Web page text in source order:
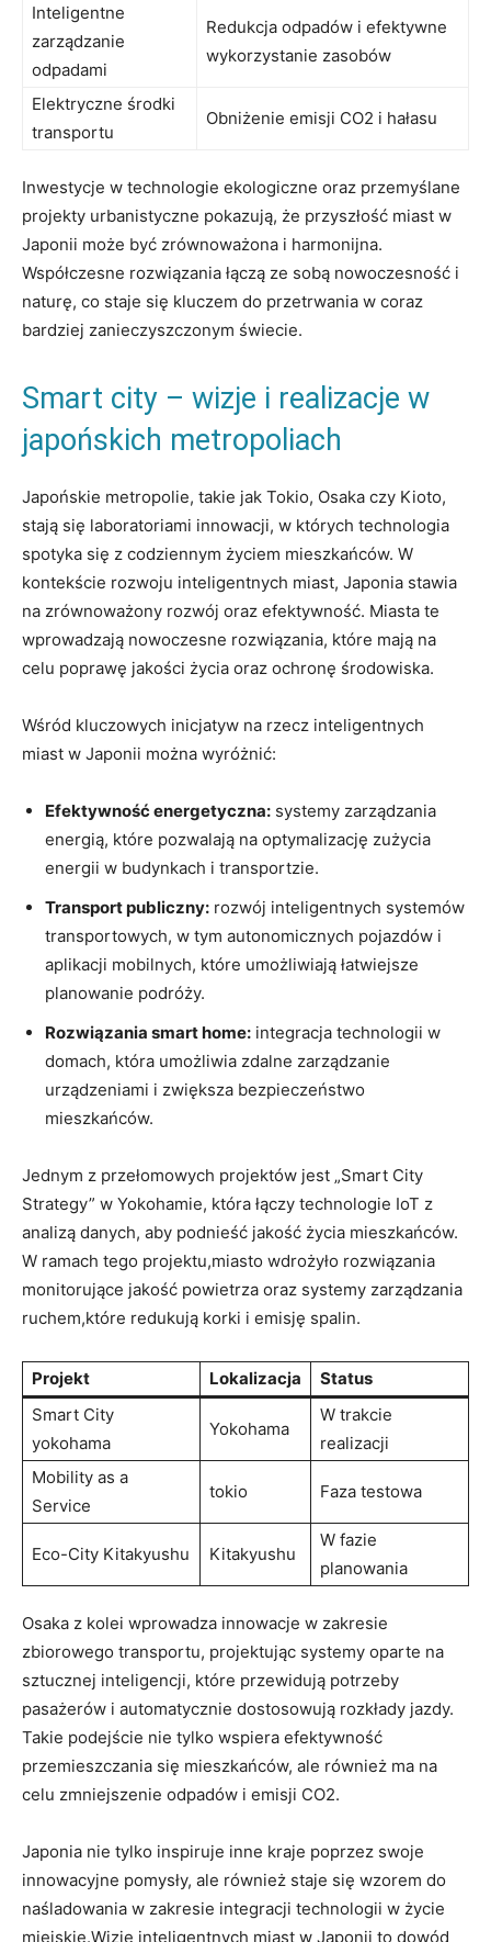
Inteligentne
zarządzanie
odpadami
Redukcja odpadów i efektywne
wykorzystanie zasobów
Elektryczne środki
transportu
Obniżenie emisji CO2 i hałasu
Inwestycje w technologie ekologiczne oraz przemyślane
projekty urbanistyczne pokazują, że przyszłość miast w
Japonii może być zrównoważona i harmonijna.
Współczesne rozwiązania łączą ze sobą nowoczesność i
naturę, co staje się kluczem do przetrwania w coraz
bardziej zanieczyszczonym świecie.
Smart city – wizje i realizacje w
japońskich metropoliach
Japońskie metropolie, takie jak Tokio, Osaka czy Kioto,
stają się laboratoriami innowacji, w których technologia
spotyka się z codziennym życiem mieszkańców. W
kontekście rozwoju inteligentnych miast, Japonia stawia
na zrównoważony rozwój oraz efektywność. Miasta te
wprowadzają nowoczesne rozwiązania, które mają na
celu poprawę jakości życia oraz ochronę środowiska.
Wśród kluczowych inicjatyw na rzecz inteligentnych
miast w Japonii można wyróżnić:
Efektywność energetyczna: systemy zarządzania
energią, które pozwalają na optymalizację zużycia
energii w budynkach i transportzie.
Transport publiczny: rozwój inteligentnych systemów
transportowych, w tym autonomicznych pojazdów i
aplikacji mobilnych, które umożliwiają łatwiejsze
planowanie podróży.
Rozwiązania smart home: integracja technologii w
domach, która umożliwia zdalne zarządzanie
urządzeniami i zwiększa bezpieczeństwo
mieszkańców.
Jednym z przełomowych projektów jest „Smart City
Strategy” w Yokohamie, która łączy technologie IoT z
analizą danych, aby podnieść jakość życia mieszkańców.
W ramach tego projektu,miasto wdrożyło rozwiązania
monitorujące jakość powietrza oraz systemy zarządzania
ruchem,które redukują korki i emisję spalin.
Projekt Lokalizacja
Status
Smart City
yokohama
Yokohama
W trakcie
realizacji
Mobility as a
Service
tokio Faza testowa
Eco-City Kitakyushu Kitakyushu
W fazie
planowania
Osaka z kolei wprowadza innowacje w zakresie
zbiorowego transportu, projektując systemy oparte na
sztucznej inteligencji, które przewidują potrzeby
pasażerów i automatycznie dostosowują rozkłady jazdy.
Takie podejście nie tylko wspiera efektywność
przemieszczania się mieszkańców, ale również ma na
celu zmniejszenie odpadów i emisji CO2.
Japonia nie tylko inspiruje inne kraje poprzez swoje
innowacyjne pomysły, ale również staje się wzorem do
naśladowania w zakresie integracji technologii w życie
miejskie.Wizje inteligentnych miast w Japonii to dowód